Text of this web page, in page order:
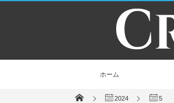
ホーム
2024 5